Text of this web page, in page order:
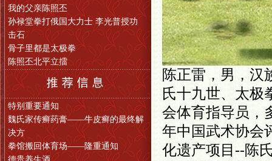
我的父亲陈照丕
孙禄堂拳打俄国大力士 李光普授功
击石
骨子里都是太极拳
陈照丕北平立擂
特别重要通知
魏氏家传癣药膏——牛皮癣的最终解
决方
拳馆搬回体育场——隆重通知
陈正雷，男，汉
氏十九世、 太极
会体育指导员，
年中国武术协会
化遗产项目--陈